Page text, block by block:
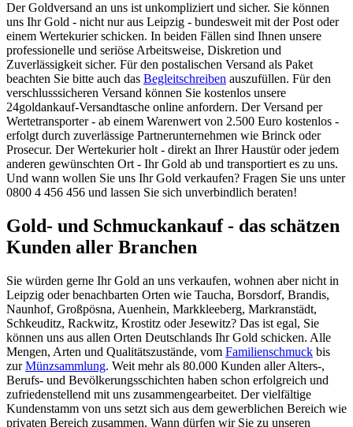
Der Goldversand an uns ist unkompliziert und sicher. Sie können
uns Ihr Gold - nicht nur aus Leipzig - bundesweit mit der Post oder
einem Wertekurier schicken. In beiden Fällen sind Ihnen unsere
professionelle und seriöse Arbeitsweise, Diskretion und
Zuverlässigkeit sicher. Für den postalischen Versand als Paket
beachten Sie bitte auch das Begleitschreiben auszufüllen. Für den
verschlusssicheren Versand können Sie kostenlos unsere
24goldankauf-Versandtasche online anfordern. Der Versand per
Wertetransporter - ab einem Warenwert von 2.500 Euro kostenlos -
erfolgt durch zuverlässige Partnerunternehmen wie Brinck oder
Prosecur. Der Wertekurier holt - direkt an Ihrer Haustür oder jedem
anderen gewünschten Ort - Ihr Gold ab und transportiert es zu uns.
Und wann wollen Sie uns Ihr Gold verkaufen? Fragen Sie uns unter
0800 4 456 456 und lassen Sie sich unverbindlich beraten!
Gold- und Schmuckankauf - das schätzen
Kunden aller Branchen
Sie würden gerne Ihr Gold an uns verkaufen, wohnen aber nicht in
Leipzig oder benachbarten Orten wie Taucha, Borsdorf, Brandis,
Naunhof, Großpösna, Auenhein, Markkleeberg, Markranstädt,
Schkeuditz, Rackwitz, Krostitz oder Jesewitz? Das ist egal, Sie
können uns aus allen Orten Deutschlands Ihr Gold schicken. Alle
Mengen, Arten und Qualitätszustände, vom Familienschmuck bis
zurMünzsammlung. Weit mehr als 80.000 Kunden aller Alters-,
Berufs- und Bevölkerungsschichten haben schon erfolgreich und
zufriedenstellend mit uns zusammengearbeitet. Der vielfältige
Kundenstamm von uns setzt sich aus dem gewerblichen Bereich wie
privaten Bereich zusammen. Wann dürfen wir Sie zu unseren